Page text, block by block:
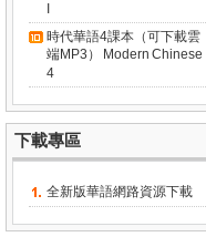
I
時代華語4課本（可下載雲
端MP3） Modern Chinese
4
下載專區
全新版華語網路資源下載